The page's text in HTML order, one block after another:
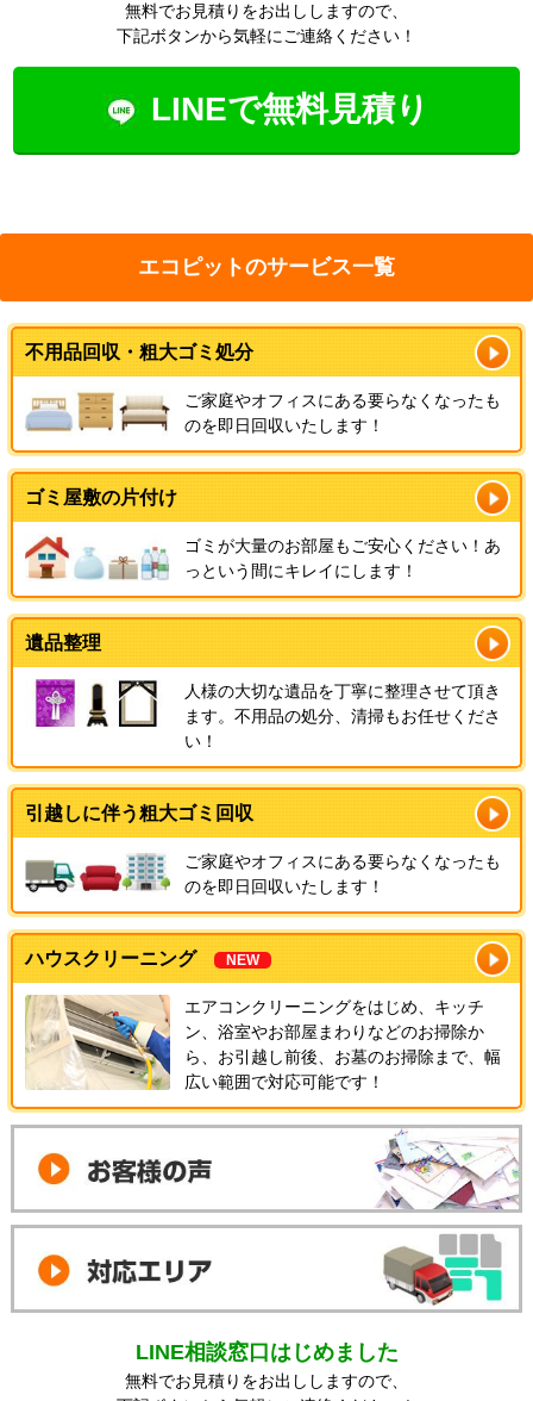
無料でお見積りをお出ししますので、
下記ボタンから気軽にご連絡ください！
LINEで無料見積り
エコピットのサービス一覧
不用品回収・粗大ゴミ処分
ご家庭やオフィスにある要らなくなったも
のを即日回収いたします！
ゴミ屋敷の片付け
ゴミが大量のお部屋もご安心ください！あ
っという間にキレイにします！
遺品整理
人様の大切な遺品を丁寧に整理させて頂き
ます。不用品の処分、清掃もお任せくださ
い！
引越しに伴う粗大ゴミ回収
ご家庭やオフィスにある要らなくなったも
のを即日回収いたします！
ハウスクリーニング NEW
エアコンクリーニングをはじめ、キッチ
ン、浴室やお部屋まわりなどのお掃除か
ら、お引越し前後、お墓のお掃除まで、幅
広い範囲で対応可能です！
LINE相談窓口はじめました
無料でお見積りをお出ししますので、